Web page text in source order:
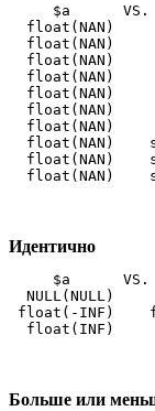
$a
float(NAN)
float(NAN)
float(NAN)
float(NAN)
float(NAN)
float(NAN)
float(NAN)
float(NAN)
float(NAN)
float(NAN)
Идентично
$a
NULL(NULL)
float(-INF)
float(INF)
Больше или